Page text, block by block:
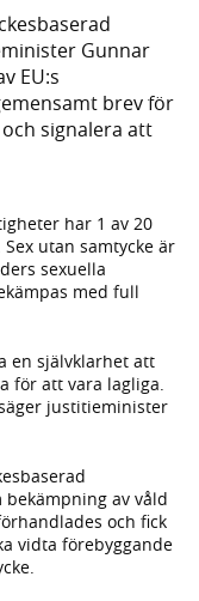
Gunnar
EU:s
brev för
signalera att
har 1 av 20
utan samtycke är
sexuella
med full
en självklarhet att
för att vara lagliga.
justitieminister
av våld
och fick
vidta förebyggande